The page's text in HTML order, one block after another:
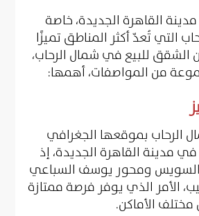
القاهرة الجديدة، خاصة
التي تُعدّ أكثر المناطق تميزًا
الشقق للبيع في شمال الرحاب،
من المواصفات، أهمها:
الرحاب بموقعها الجغرافي
في مدينة القاهرة الجديدة، إذ
ومحور يوسف السباعي
الأمر الذي يوفر فرصة ممتازة
الأماكن.